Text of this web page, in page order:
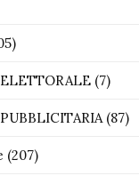
(7)
(87)
(207)